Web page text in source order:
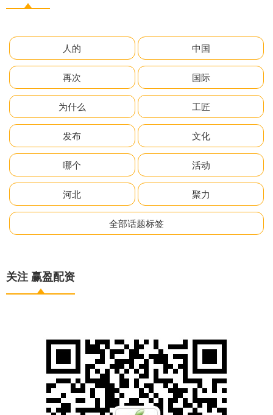
人的 中国
再次 国际
为什么 工匠
发布 文化
哪个 活动
河北 聚力
全部话题标签
关注 赢盈配资